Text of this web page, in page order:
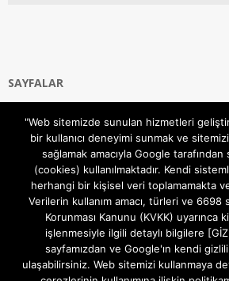
SAYFALAR
Gizlilik ve Çerezler (Cookies) Politikası
Hakkımızda
İletişim Kanalları
MODEM KURULUM
TEKNİK DESTEK
TELEVİZYON SİSTEMLERİ
"Web sitemizde sunulan hizmetleri
bir kullanıcı deneyimi sunmak ve
sağlamak amacıyla Google
(cookies) kullanılmaktadır. Kendi
herhangi bir kişisel veri toplamamakta
Verilerin kullanım amacı, türleri ve 6698
Korunması Kanunu (KVKK) uyarınca
işlenmesiyle ilgili detaylı bilgilere
sayfamızdan ve Google'ın kendi
ulaşabilirsiniz. Web sitemizi kullanmaya